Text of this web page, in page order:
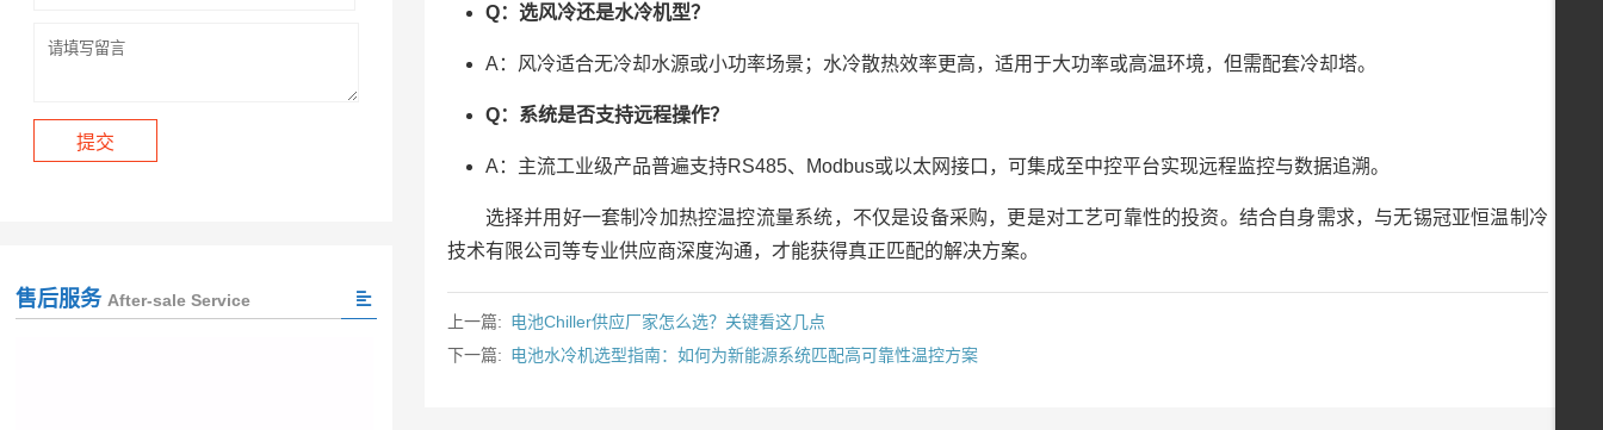
Q：选风冷还是水冷机型？
A：风冷适合无冷却水源或小功率场景；水冷散热效率更高，适用于大功率或高温环境，但需配套冷却塔。
Q：系统是否支持远程操作？
A：主流工业级产品普遍支持RS485、Modbus或以太网接口，可集成至中控平台实现远程监控与数据追溯。
选择并用好一套制冷加热控温控流量系统，不仅是设备采购，更是对工艺可靠性的投资。结合自身需求，与无锡冠亚恒温制冷
技术有限公司等专业供应商深度沟通，才能获得真正匹配的解决方案。
上一篇: 电池Chiller供应厂家怎么选？关键看这几点
下一篇: 电池水冷机选型指南：如何为新能源系统匹配高可靠性温控方案
售后服务 After-sale Service